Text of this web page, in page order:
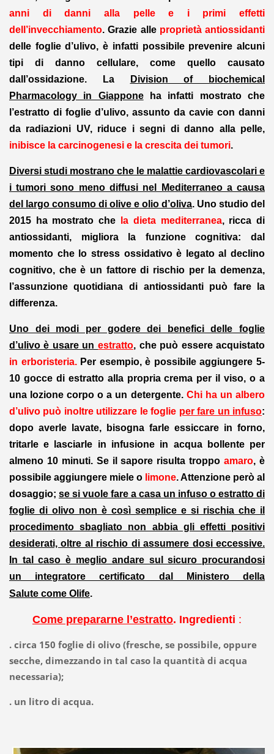
anni di danni alla pelle e i primi effetti
dell’invecchiamento. Grazie alle proprietà antiossidanti
delle foglie d’ulivo, è infatti possibile prevenire alcuni
tipi di danno cellulare, come quello causato
dall’ossidazione. La
Division of biochemical
Pharmacology in Giapponeha infatti mostrato che
l’estratto di foglie d’ulivo, assunto da cavie con danni
da radiazioni UV, riduce i segni di danno alla pelle,
inibisce la carcinogenesi e la crescita dei tumori.
Diversi studi mostrano che le malattie cardiovascolari e
i tumori sono meno diffusi nel Mediterraneo a causa
del largo consumo di olive e olio d’oliva. Uno studio del
2015 ha mostrato che
la dieta mediterranea, ricca di
antiossidanti, migliora la funzione cognitiva: dal
momento che lo stress ossidativo è legato al declino
cognitivo, che è un fattore di rischio per la demenza,
l’assunzione quotidiana di antiossidanti può fare la
differenza.
Uno dei modi per godere dei benefici delle foglie
d’ulivo è usare un estratto, che può essere acquistato
in erboristeria.Per esempio, è possibile aggiungere 5-
10 gocce di estratto alla propria crema per il viso, o a
una lozione corpo o a un detergente. Chi ha un albero
d’ulivo può inoltre utilizzare le foglie per fare un infuso:
dopo averle lavate, bisogna farle essiccare in forno,
tritarle e lasciarle in infusione in acqua bollente per
almeno 10 minuti. Se il sapore risulta troppoamaro, è
possibile aggiungere miele o limone. Attenzione però al
dosaggio; se si vuole fare a casa un infuso o estratto di
foglie di olivo non è così semplice e si rischia che il
procedimento sbagliato non abbia gli effetti positivi
desiderati, oltre al rischio di assumere dosi eccessive.
In tal caso è meglio andare sul sicuro procurandosi
un integratore certificato dal Ministero della
Salute come Olife.
Come prepararne l’estratto. Ingredienti :
. circa 150 foglie di olivo (fresche, se possibile, oppure
secche, dimezzando in tal caso la quantità di acqua
necessaria);
. un litro di acqua.